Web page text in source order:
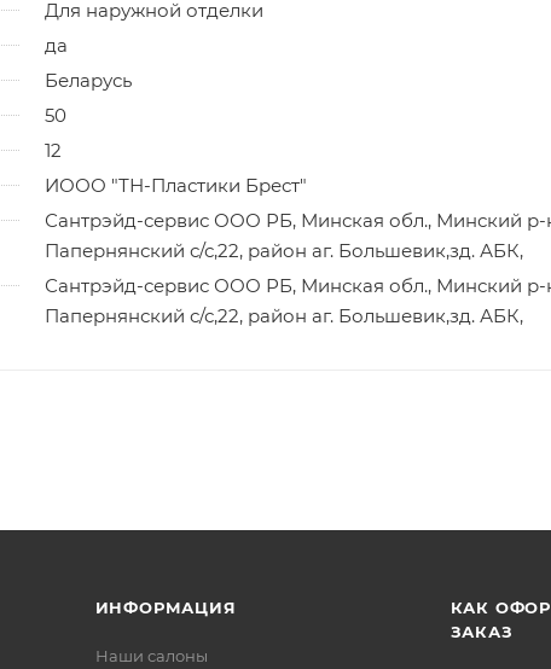
Для наружной отделки
да
Беларусь
50
12
ИООО "ТН-Пластики Брест"
Сантрэйд-сервис ООО РБ, Минская обл., Минский р-
Папернянский с/с,22, район аг. Большевик,зд. АБК,
Сантрэйд-сервис ООО РБ, Минская обл., Минский р-
Папернянский с/с,22, район аг. Большевик,зд. АБК,
ИНФОРМАЦИЯ
Наши салоны
КАК
ЗАКАЗ